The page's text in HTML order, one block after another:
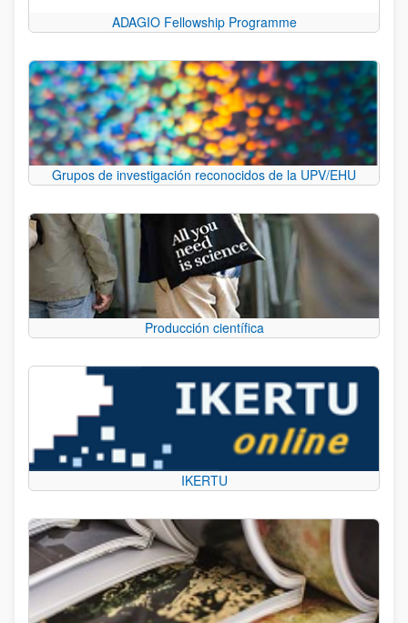
ADAGIO Fellowship Programme
Grupos de investigación reconocidos de la UPV/EHU
Producción científica
IKERTU